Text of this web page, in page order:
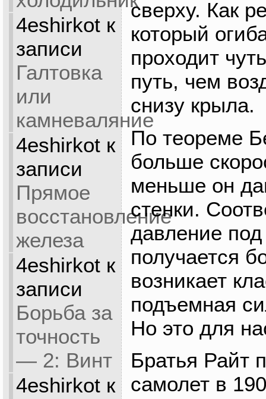
4eshirkotк
записи
Галтовка
или
камневаляние
4eshirkotк
записи
Прямое
восстановление
железа
4eshirkotк
записи
Борьба за
точность
— 2: Винт
4eshirkotк
сверху. Как
который
проходит
путь, чем
снизу крыла.
По теореме
больше
меньше он
стенки.
давление
получается
возникает
подъемная
Но это для
Братья Райт
самолет в